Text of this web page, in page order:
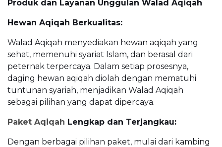
Produk dan Layanan Unggulan Walad Aqiqah
Hewan Aqiqah Berkualitas:
Walad Aqiqah menyediakan hewan aqiqah yang
sehat, memenuhi syariat Islam, dan berasal dari
peternak terpercaya. Dalam setiap prosesnya,
daging hewan aqiqah diolah dengan mematuhi
tuntunan syariah, menjadikan Walad Aqiqah
sebagai pilihan yang dapat dipercaya.
Paket Aqiqah Lengkap dan Terjangkau:
Dengan berbagai pilihan paket, mulai dari kambing